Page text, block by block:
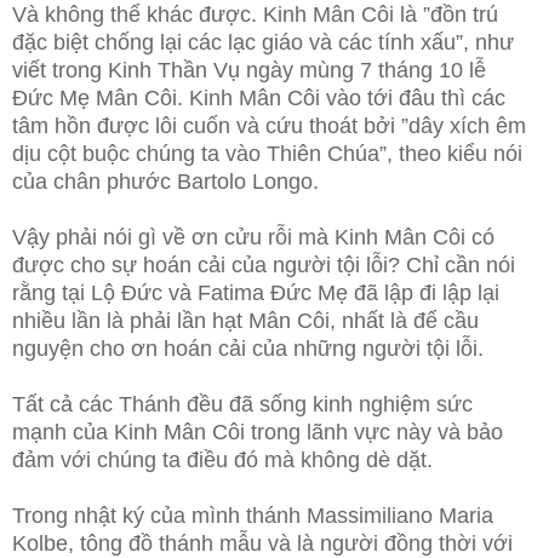
Và không thể khác được. Kinh Mân Côi là ”đồn trú
đặc biệt chống lại các lạc giáo và các tính xấu”, như
viết trong Kinh Thần Vụ ngày mùng 7 tháng 10 lễ
Đức Mẹ Mân Côi. Kinh Mân Côi vào tới đâu thì các
tâm hồn được lôi cuốn và cứu thoát bởi ”dây xích êm
dịu cột buộc chúng ta vào Thiên Chúa”, theo kiểu nói
của chân phước Bartolo Longo.
Vậy phải nói gì về ơn cửu rỗi mà Kinh Mân Côi có
được cho sự hoán cải của người tội lỗi? Chỉ cần nói
rằng tại Lộ Đức và Fatima Đức Mẹ đã lập đi lập lại
nhiều lần là phải lần hạt Mân Côi, nhất là để cầu
nguyện cho ơn hoán cải của những người tội lỗi.
Tất cả các Thánh đều đã sống kinh nghiệm sức
mạnh của Kinh Mân Côi trong lãnh vực này và bảo
đảm với chúng ta điều đó mà không dè dặt.
Trong nhật ký của mình thánh Massimiliano Maria
Kolbe, tông đồ thánh mẫu và là người đồng thời với